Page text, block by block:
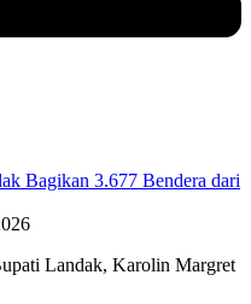
Bagikan 3.677 Bendera dari
Landak, Karolin Margret